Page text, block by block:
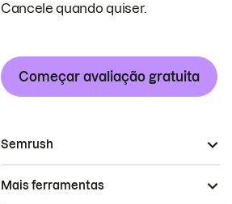
Cancele quando quiser.
Começar avaliação gratuita
Semrush
Mais ferramentas